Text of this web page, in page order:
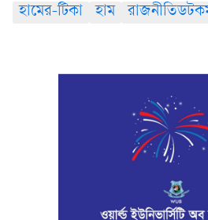
হামের-টিকা হাম